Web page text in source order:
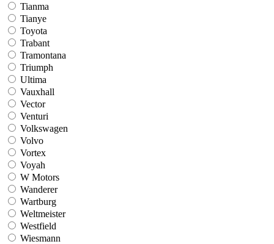
Tianma
Tianye
Toyota
Trabant
Tramontana
Triumph
Ultima
Vauxhall
Vector
Venturi
Volkswagen
Volvo
Vortex
Voyah
W Motors
Wanderer
Wartburg
Weltmeister
Westfield
Wiesmann